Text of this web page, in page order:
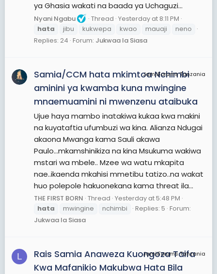
ya Ghasia wakati na baada ya Uchaguzi...
Nyani Ngabu Thread Yesterday at 8:11 PM
hata
jibu kukwepa kwao mauaji
neno
Replies: 24 Forum: Jukwaa la Siasa
JamiiForums Tanzania
Samia/CCM hata mkimtoa Nchimbi
aminini ya kwamba kuna mwingine
mnaemuamini ni mwenzenu ataibuka
Ujue haya mambo inatakiwa kukaa kwa makini
na kuyataftia ufumbuzi wa kina. Alianza Ndugai
akaona Mwanga kama Sauli akawa
Paulo...mkamshinikiza na kina Msukuma wakiwa
mstari wa mbele.. Mzee wa watu mkapita
nae..ikaenda mkahisi mmetibu tatizo..na wakat
huo polepole hakuonekana kama threat ila...
THE FIRST BORN Thread Yesterday at 5:48 PM
hata
mwingine nchimbi Replies: 5 Forum:
Jukwaa la Siasa
L JamiiForums Tanzania
Rais Samia Anaweza Kuongoza Taifa
Kwa Mafanikio Makubwa Hata Bila